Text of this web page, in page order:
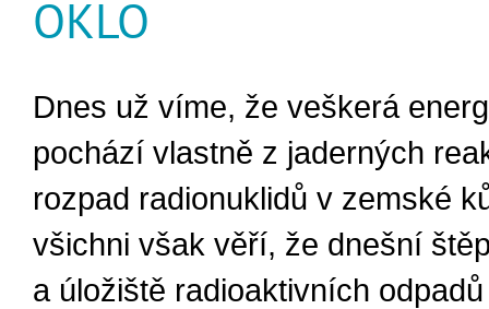
OKLO
Dnes už víme, že veškerá
pochází vlastně z jaderných
rozpad radionuklidů v zemské
všichni však věří, že dnešní
a úložiště radioaktivních